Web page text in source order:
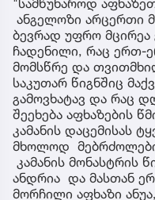
ანგელოზი არცერთი
ბევრად უფრო
ჩადენილი, რაც ერთ-
მომსწრე და
საკუთარ წიგნშიც
გამოვხატავ და რაც
შეეხება აფხაზების
კამანის დაცემისას
მხოლოდ
კამანის მონასტრის
ანდრია და მასთან
მორჩილი აფხაზი